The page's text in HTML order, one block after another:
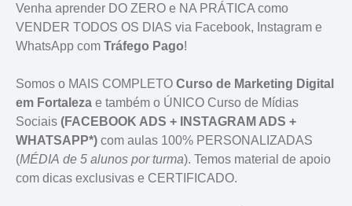
Venha aprender DO ZERO e NA PRÁTICA como
VENDER TODOS OS DIAS via Facebook, Instagram e
WhatsApp com Tráfego Pago!
Somos o MAIS COMPLETO Curso de Marketing Digital
em Fortaleza e também o ÚNICO Curso de Mídias
Sociais (FACEBOOK ADS + INSTAGRAM ADS +
WHATSAPP*) com aulas 100% PERSONALIZADAS
(MÉDIA de 5 alunos por turma). Temos material de apoio
com dicas exclusivas e CERTIFICADO.